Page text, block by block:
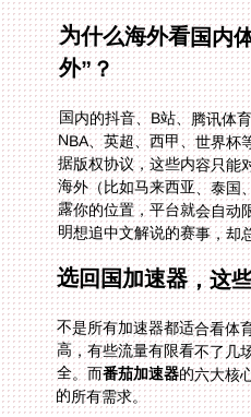
为什么海外看国内
外”？
国内的抖音、B站、腾讯体
NBA、英超、西甲、世界杯
据版权协议，这些内容只能
海外（比如马来西亚、泰国
露你的位置，平台就会自动
明想追中文解说的赛事，却
选回国加速器，这
不是所有加速器都适合看
高，有些流量有限看不了几
全。而番茄加速器的六大核
的所有需求。